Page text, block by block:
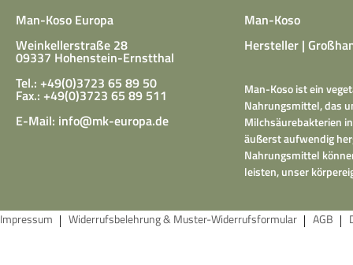
Man-Koso Europa
Weinkellerstraße 28
09337 Hohenstein-Ernstthal
Tel.: +49(0)3723 65 89 50
Fax.: +49(0)3723 65 89 511
E-Mail: info@mk-europa.de
Man-Koso
Hersteller |
Man-Koso ist ein
Nahrungsmittel, das
Milchsäurebakterien
äußerst aufwendig
Nahrungsmittel
leisten, unser
Impressum Widerrufsbelehrung & Muster-Widerrufsformular AGB